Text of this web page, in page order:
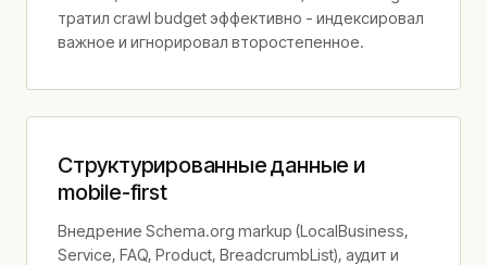
тратил crawl budget эффективно - индексировал
важное и игнорировал второстепенное.
Структурированные данные и
mobile-first
Внедрение Schema.org markup (LocalBusiness,
Service, FAQ, Product, BreadcrumbList), аудит и